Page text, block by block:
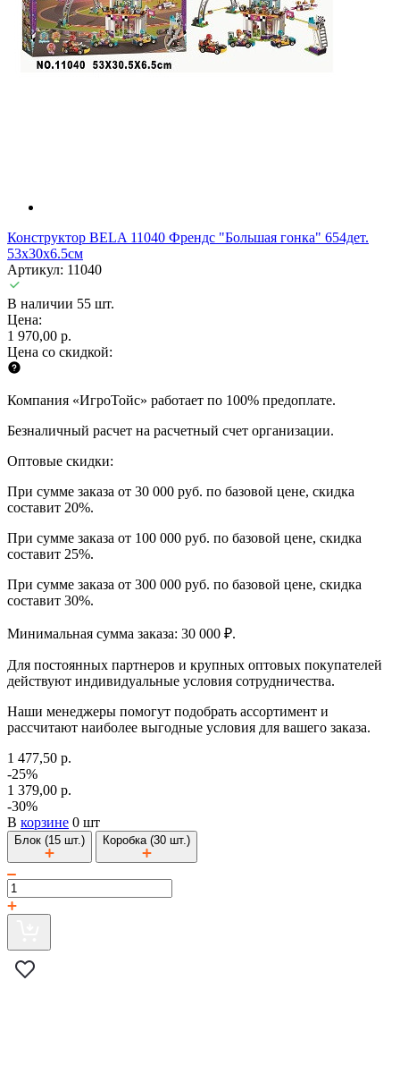
Конструктор BELA 11040 Френдс "Большая гонка" 654дет.
53х30х6.5см
Артикул: 11040
В наличии 55 шт.
Цена:
1 970,00 р.
Цена со скидкой:
Компания «ИгроТойс» работает по 100% предоплате.
Безналичный расчет на расчетный счет организации.
Оптовые скидки:
При сумме заказа от 30 000 руб. по базовой цене, скидка
составит 20%.
При сумме заказа от 100 000 руб. по базовой цене, скидка
составит 25%.
При сумме заказа от 300 000 руб. по базовой цене, скидка
составит 30%.
Минимальная сумма заказа: 30 000 ₽.
Для постоянных партнеров и крупных оптовых покупателей
действуют индивидуальные условия сотрудничества.
Наши менеджеры помогут подобрать ассортимент и
рассчитают наиболее выгодные условия для вашего заказа.
1 477,50 р.
-25%
1 379,00 р.
-30%
В корзине 0 шт
Блок (15 шт.) Коробка (30 шт.)